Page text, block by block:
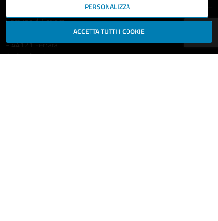
Comune di Ferrara
Piazza del Municipio, 2
- 44121 Ferrara
Codice fiscale: 00297110389
PERSONALIZZA
ACCETTA TUTTI I COOKIE